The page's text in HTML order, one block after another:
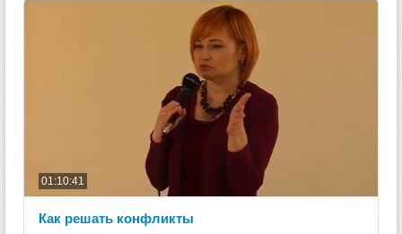
01:10:41
Как решать конфликты